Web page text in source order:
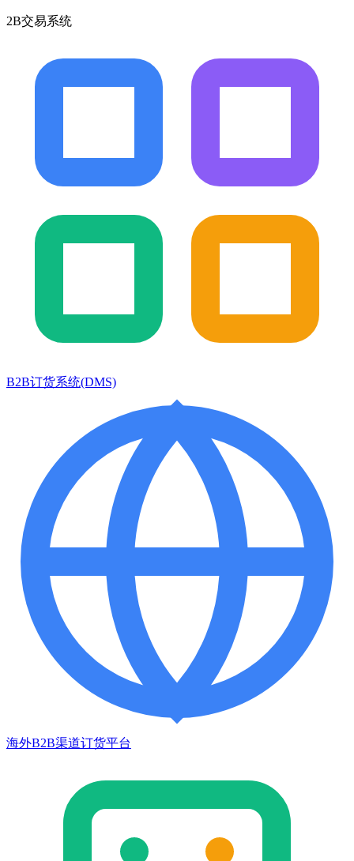
2B交易系统
B2B订货系统(DMS)
海外B2B渠道订货平台